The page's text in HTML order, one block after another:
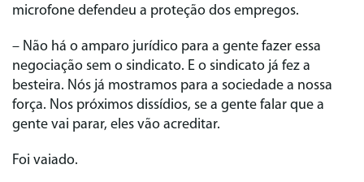
microfone defendeu a proteção dos empregos.
– Não há o amparo jurídico para a gente fazer essa
negociação sem o sindicato. E o sindicato já fez a
besteira. Nós já mostramos para a sociedade a nossa
força. Nos próximos dissídios, se a gente falar que a
gente vai parar, eles vão acreditar.
Foi vaiado.